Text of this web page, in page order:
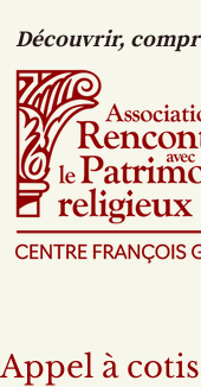
Découvrir,
Appel à